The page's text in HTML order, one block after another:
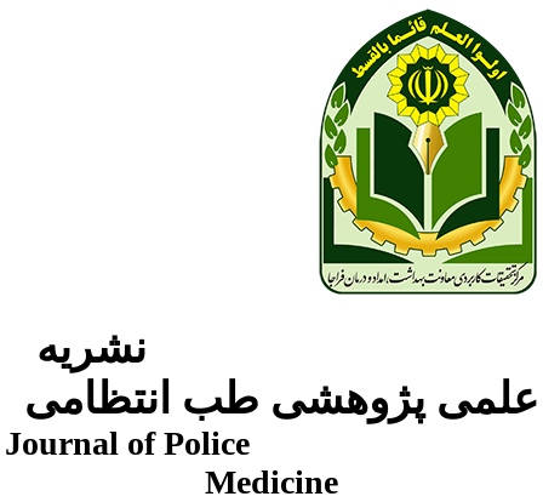
نشریه
پژوهشی طب انتظامی
Journal of Police
Medicine